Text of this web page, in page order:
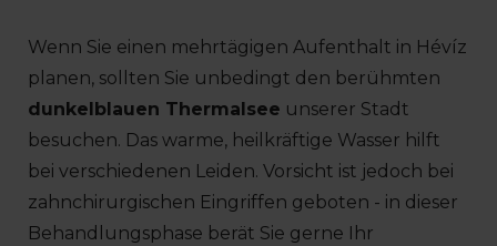
Wenn Sie einen mehrtägigen Aufenthalt in Hévíz
planen, sollten Sie unbedingt den berühmten
dunkelblauen Thermalsee unserer Stadt
besuchen. Das warme, heilkräftige Wasser hilft
bei verschiedenen Leiden. Vorsicht ist jedoch bei
zahnchirurgischen Eingriffen geboten - in dieser
Behandlungsphase berät Sie gerne Ihr